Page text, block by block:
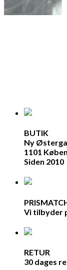
BUTIK
Ny
1101
Siden 2010
Vi tilbyder
RETUR
30 dages